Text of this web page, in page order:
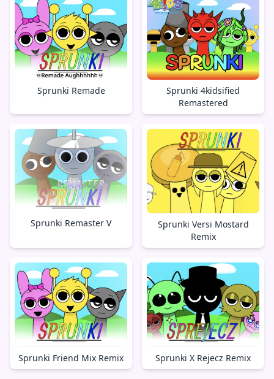
Sprunki Remade
Sprunki 4kidsified
Remastered
Sprunki Remaster V
Sprunki Versi Mostard
Remix
Sprunki Friend Mix Remix Sprunki X Rejecz Remix